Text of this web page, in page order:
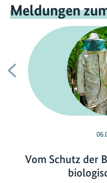
Meldungen
Vorherige
Vom Schutz der